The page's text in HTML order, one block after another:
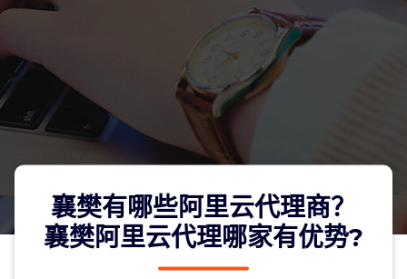
襄樊有哪些阿里云代理商？
襄樊阿里云代理哪家有优势?